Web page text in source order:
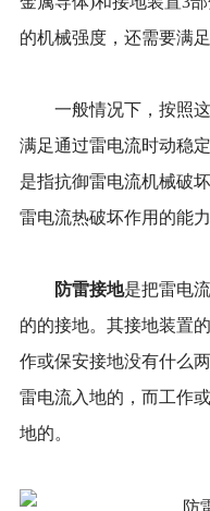
的机械强度，还需要满
一般情况下，按照这
满足通过雷电流时动稳
是指抗御雷电流机械破
雷电流热破坏作用的能力
防雷接地是把雷电
的的接地。其接地装置
作或保安接地没有什么
雷电流入地的，而工作
地的。